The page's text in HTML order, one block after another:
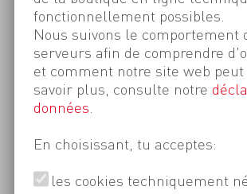
fonctionnellement possibles.
Nous suivons le
serveurs afin de comprendre
et comment notre site web
savoir plus, consulte notre
données
En choisissant, tu acceptes:
les cookies techniquement